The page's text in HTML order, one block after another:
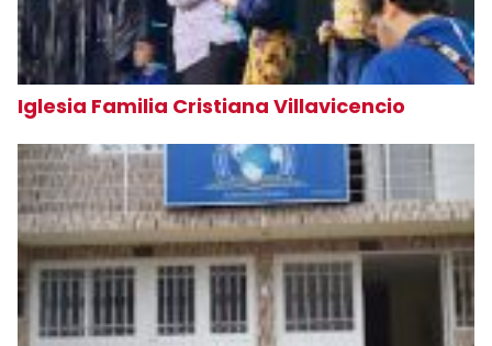
Iglesia Familia Cristiana Villavicencio